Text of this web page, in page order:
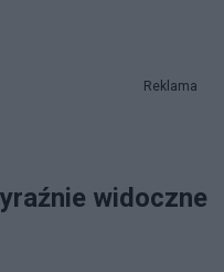
Reklama
widoczne